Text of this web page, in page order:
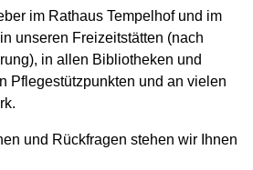
im Rathaus Tempelhof und im
unseren Freizeitstätten (nach
in allen Bibliotheken und
Pflegestützpunkten und an vielen
und Rückfragen stehen wir Ihnen